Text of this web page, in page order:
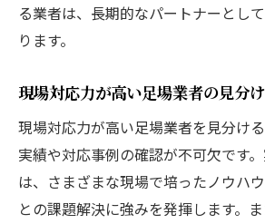
る業者は、長期的なパートナーとし
ります。
現場対応力が高い足場業者の見分
現場対応力が高い足場業者を見分け
実績や対応事例の確認が不可欠です
は、さまざまな現場で培ったノウハ
との課題解決に強みを発揮します。